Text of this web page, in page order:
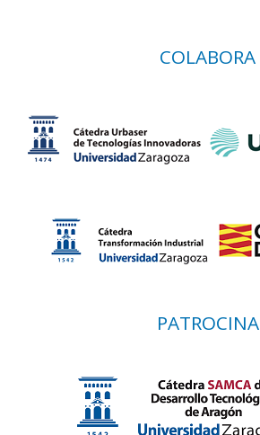
COLABORA
PATROCINA